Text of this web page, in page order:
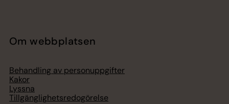
Om webbplatsen
Behandling av personuppgifter
Kakor
Lyssna
Tillgänglighetsredogörelse